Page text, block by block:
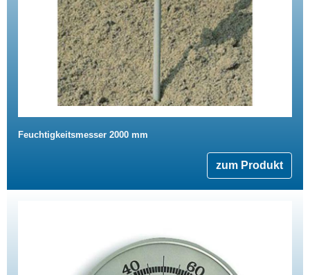
Feuchtigkeitsmesser 2000 mm
zum Produkt